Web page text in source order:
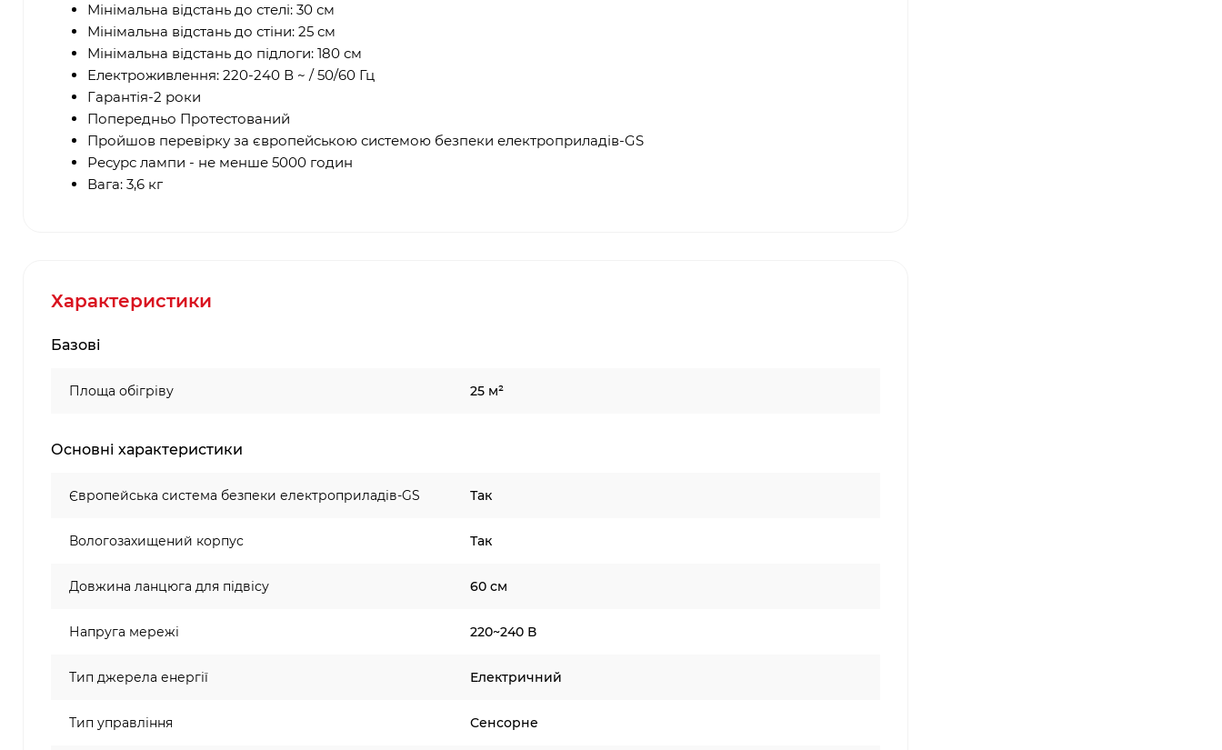
Мінімальна відстань до стелі: 30 см
Мінімальна відстань до стіни: 25 см
Мінімальна відстань до підлоги: 180 см
Електроживлення: 220-240 В ~ / 50/60 Гц
Гарантія-2 роки
Попередньо Протестований
Пройшов перевірку за європейською системою безпеки електроприладів-GS
Ресурс лампи - не менше 5000 годин
Вага: 3,6 кг
Характеристики
Базові
Площа обігріву 25 м²
Основні характеристики
Європейська система безпеки електроприладів-GS Так
Вологозахищений корпус Так
Довжина ланцюга для підвісу 60 см
Напруга мережі 220~240 В
Тип джерела енергії Електричний
Тип управління Сенсорне